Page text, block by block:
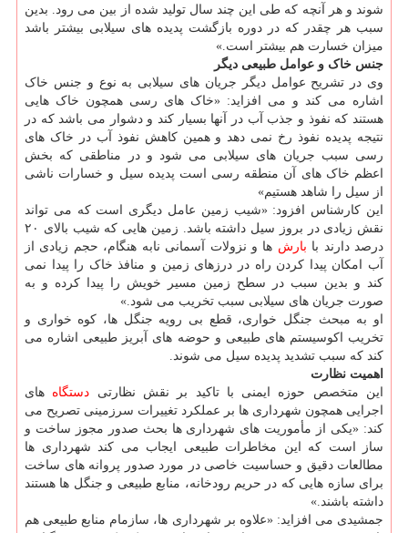
شوند و هر آنچه که طی این چند سال تولید شده از بین می رود. بدین
سبب هر چقدر که در دوره بازگشت پدیده های سیلابی بیشتر باشد
میزان خسارت هم بیشتر است.»
جنس خاک و عوامل طبیعی دیگر
وی در تشریح عوامل دیگر جریان های سیلابی به نوع و جنس خاک
اشاره می کند و می افزاید: «خاک های رسی همچون خاک هایی
هستند که نفوذ و جذب آب در آنها بسیار کند و دشوار می باشد که در
نتیجه پدیده نفوذ رخ نمی دهد و همین کاهش نفوذ آب در خاک های
رسی سبب جریان های سیلابی می شود و در مناطقی که بخش
اعظم خاک های آن منطقه رسی است پدیده سیل و خسارات ناشی
از سیل را شاهد هستیم»
این کارشناس افزود: «شیب زمین عامل دیگری است که می تواند
نقش زیادی در بروز سیل داشته باشد. زمین هایی که شیب بالای ۲۰
درصد دارند با بارش ها و نزولات آسمانی نابه هنگام، حجم زیادی از
آب امکان پیدا کردن راه در درزهای زمین و منافذ خاک را پیدا نمی
کند و بدین سبب در سطح زمین مسیر خویش را پیدا کرده و به
صورت جریان های سیلابی سبب تخریب می شود.»
او به مبحث جنگل خواری، قطع بی رویه جنگل ها، کوه خواری و
تخریب اکوسیستم های طبیعی و حوضه های آبریز طبیعی اشاره می
کند که سبب تشدید پدیده سیل می شوند.
اهمیت نظارت
این متخصص حوزه ایمنی با تاکید بر نقش نظارتی دستگاه های
اجرایی همچون شهرداری ها بر عملکرد تغییرات سرزمینی تصریح می
کند: «یکی از مأموریت های شهرداری ها بحث صدور مجوز ساخت و
ساز است که این مخاطرات طبیعی ایجاب می کند شهرداری ها
مطالعات دقیق و حساسیت خاصی در مورد صدور پروانه های ساخت
برای سازه هایی که در حریم رودخانه، منابع طبیعی و جنگل ها هستند
داشته باشند.»
جمشیدی می افزاید: «علاوه بر شهرداری ها، سازمام منابع طبیعی هم